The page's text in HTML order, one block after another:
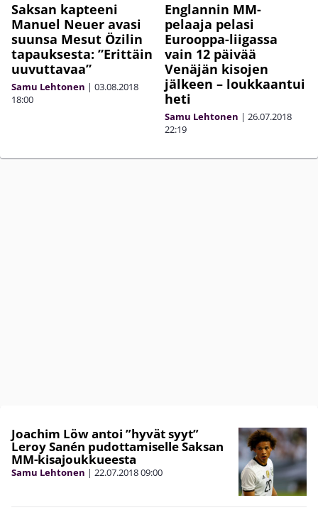
Saksan kapteeni
Manuel Neuer avasi
suunsa Mesut Özilin
tapauksesta: ”Erittäin
uuvuttavaa”
Samu Lehtonen | 03.08.2018
18:00
Englannin MM-
pelaaja pelasi
Eurooppa-liigassa
vain 12 päivää
Venäjän kisojen
jälkeen – loukkaantui
heti
Samu Lehtonen | 26.07.2018
22:19
Joachim Löw antoi ”hyvät syyt”
Leroy Sanén pudottamiselle Saksan
MM-kisajoukkueesta
Samu Lehtonen | 22.07.201809:00